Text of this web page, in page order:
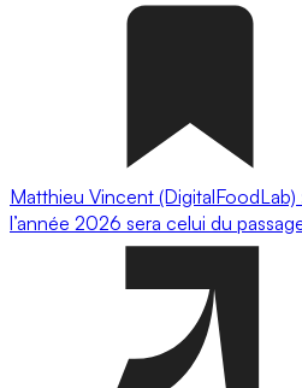
Matthieu Vincent
l’année 2026 sera celui du